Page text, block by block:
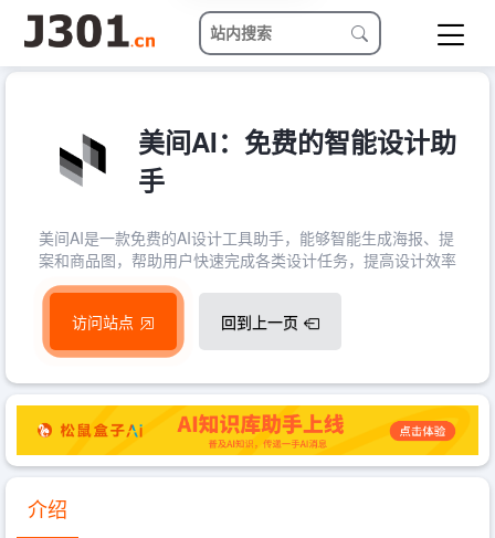
美间AI：免费的智能设计助
手
美间AI是一款免费的AI设计工具助手，能够智能生成海报、提
案和商品图，帮助用户快速完成各类设计任务，提高设计效率
访问站点 回到上一页
介绍